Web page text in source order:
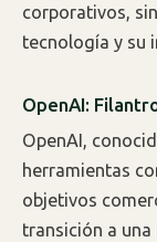
corporativos,
tecnología y su
OpenAI:
OpenAI,
herramientas
objetivos
transición a